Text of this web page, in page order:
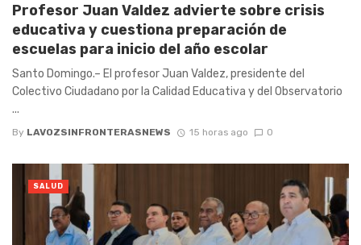
Profesor Juan Valdez advierte sobre crisis
educativa y cuestiona preparación de
escuelas para inicio del año escolar
Santo Domingo.– El profesor Juan Valdez, presidente del
Colectivo Ciudadano por la Calidad Educativa y del Observatorio
...
By LAVOZSINFRONTERASNEWS 15 horas ago 0
SALUD